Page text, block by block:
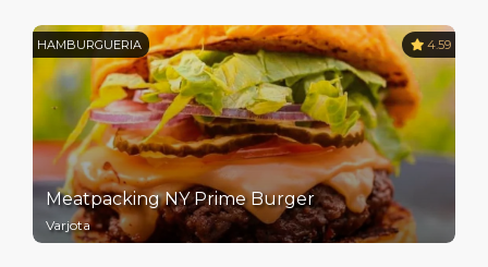
HAMBURGUERIA 4.59
Meatpacking NY Prime Burger
Varjota